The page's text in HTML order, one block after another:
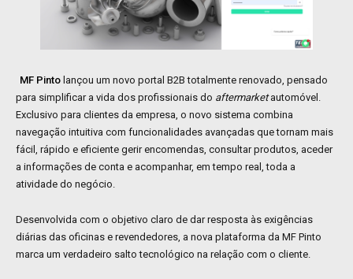
MF Pinto lançou um novo portal B2B totalmente renovado, pensado
para simplificar a vida dos profissionais do aftermarketautomóvel.
Exclusivo para clientes da empresa, o novo sistema combina
navegação intuitiva com funcionalidades avançadas que tornam mais
fácil, rápido e eficiente gerir encomendas, consultar produtos, aceder
a informações de conta e acompanhar, em tempo real, toda a
atividade do negócio.
Desenvolvida com o objetivo claro de dar resposta às exigências
diárias das oficinas e revendedores, a nova plataforma da MF Pinto
marca um verdadeiro salto tecnológico na relação com o cliente.